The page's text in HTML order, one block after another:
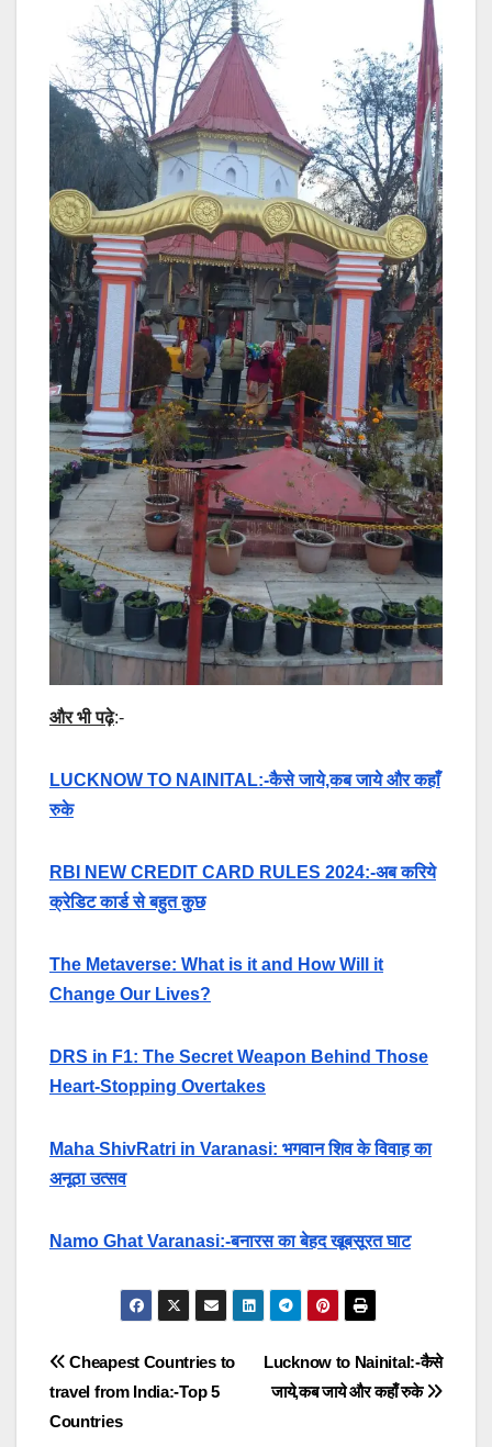
और भी पढ़े:-
LUCKNOW TO NAINITAL:-कैसे जाये,कब जाये और कहाँ
रुके
RBI NEW CREDIT CARD RULES 2024:-अब करिये
क्रेडिट कार्ड से बहुत कुछ
The Metaverse: What is it and How Will it
Change Our Lives?
DRS in F1: The Secret Weapon Behind Those
Heart-Stopping Overtakes
Maha ShivRatri in Varanasi: भगवान शिव के विवाह का
अनूठा उत्सव
Namo Ghat Varanasi:-बनारस का बेहद खूबसूरत घाट
Post
navigation
Lucknow to Nainital:-कैसे
जाये,कब जाये और कहाँ रुके
Cheapest Countries to
travel from India:-Top 5
Countries